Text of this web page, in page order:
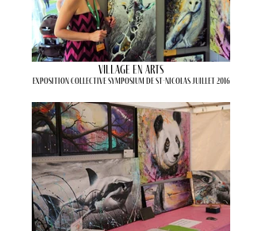
Village en arts
Exposition collective Symposium de St-Nicolas Juillet 2016